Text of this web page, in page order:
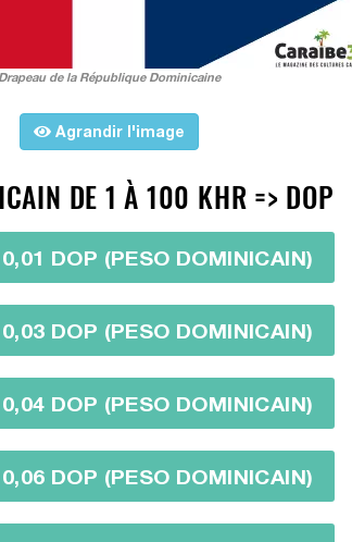
Drapeau de la République Dominicaine
Agrandir l'image
DE 1 À 100 KHR => DOP
0,01 DOP (PESO DOMINICAIN)
0,03 DOP (PESO DOMINICAIN)
0,04 DOP (PESO DOMINICAIN)
0,06 DOP (PESO DOMINICAIN)